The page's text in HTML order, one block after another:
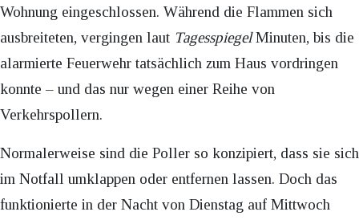
Wohnung eingeschlossen. Während die Flammen sich
ausbreiteten, vergingen laut TagesspiegelMinuten, bis die
alarmierte Feuerwehr tatsächlich zum Haus vordringen
konnte – und das nur wegen einer Reihe von
Verkehrspollern.
Normalerweise sind die Poller so konzipiert, dass sie sich
im Notfall umklappen oder entfernen lassen. Doch das
funktionierte in der Nacht von Dienstag auf Mittwoch